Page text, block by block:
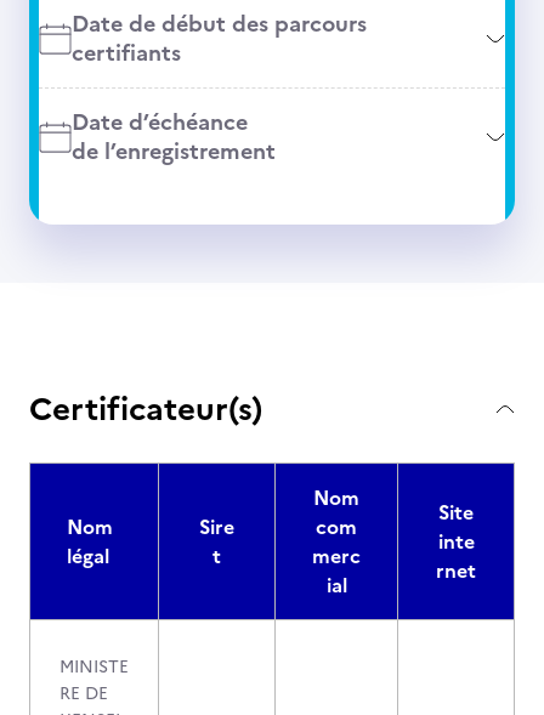
Date de début des parcours
certifiants
Date d’échéance
de l’enregistrement
Certificateur(s)
Nom
légal
Sire
t
Nom
com
merc
ial
Site
inte
rnet
MINISTE
RE DE